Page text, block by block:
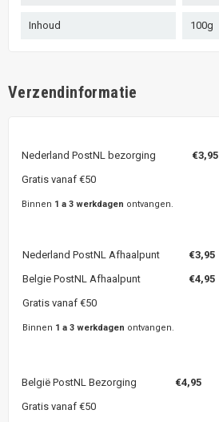
Inhoud 100g
Verzendinformatie
Nederland PostNL bezorging €3,95
Gratis vanaf €50
Binnen 1 a 3 werkdagen ontvangen.
Nederland PostNL Afhaalpunt €3,95
Belgie PostNL Afhaalpunt
€4,95
Gratis vanaf €50
Binnen 1 a 3 werkdagen ontvangen.
België PostNL Bezorging €4,95
Gratis vanaf €50